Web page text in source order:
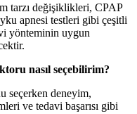
tarzı değişiklikleri, CPAP
apnesi testleri gibi çeşitli
yönteminin uygun
nasıl seçebilirim?
seçerken deneyim,
ve tedavi başarısı gibi